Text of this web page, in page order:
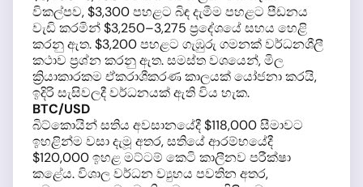
විකල්පව, $3,300 පහළට බිඳ දැමීම පහළට පීඩනය
වැඩි කරමින් $3,250–3,275 ප්‍රදේශයේ සහය හෙළි
කරනු ඇත. $3,200 පහළට ගැඹුරු ගමනක් වර්ධනශීලී
කථාව ප්‍රශ්න කරනු ඇත. සමස්ත වශයෙන්, මිල
ක්‍රියාකාරකම ඒකරාශීකරණ කාලයක් යෝජනා කරයි,
ඉදිරි සැසිවලදී වර්ධනයක් ඇති විය හැක.
BTC/USD
බිට්කොයින් සතිය අවසානයේදී $118,000 සීමාවට
ඉහළින්ම වසා දැමූ අතර, සතියේ ආරම්භයේදී
$120,000 ඉහළ මට්ටම් කෙටි කාලීනව පරීක්ෂා
කළේය. විශාල වර්ධන ව්‍යුහය පවතින අතර,